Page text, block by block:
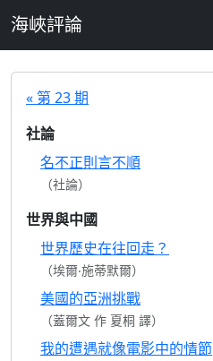
海峽評論
« 第 23 期
社論
名不正則言不順
（社論）
世界與中國
世界歷史在往回走？
（埃爾‧施蒂默爾）
美國的亞洲挑戰
（蓋爾文 作 夏桐 譯）
我的遭遇就像電影中的情節